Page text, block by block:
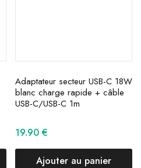
Adaptateur secteur USB-C 18W
blanc charge rapide + câble
USB-C/USB-C 1m
19.90 €
Ajouter au panier